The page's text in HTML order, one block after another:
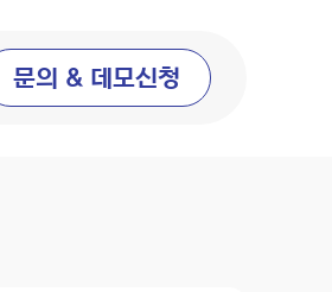
문의 & 데모신청